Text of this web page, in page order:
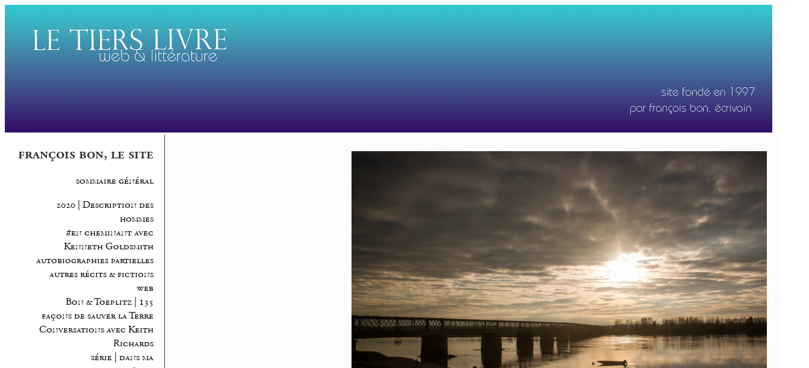
françois bon, le site
sommaire général
2020 | Description des
hommes
#en cheminant avec
Kenneth Goldsmith
autobiographies partielles
autres récits & fictions
web
Bon & Toeplitz | 135
façons de sauver la Terre
Conversations avec Keith
Richards
série | dans ma